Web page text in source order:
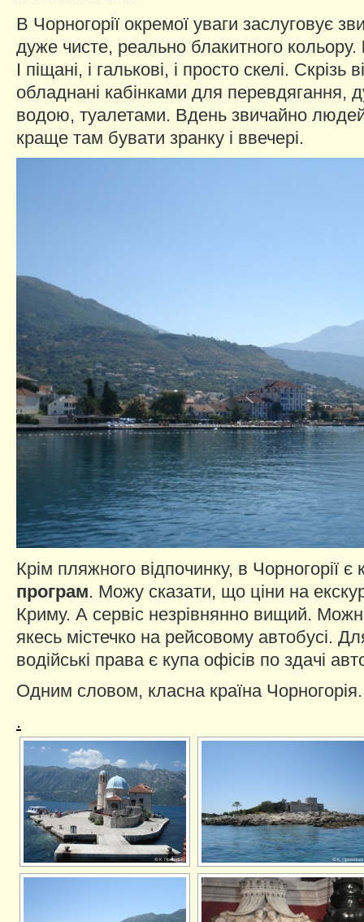
В Чорногорії окремої уваги заслуговує
дуже чисте, реально блакитного кольору.
І піщані, і галькові, і просто скелі. Скрізь
обладнані кабінками для перевдягання,
водою, туалетами. Вдень звичайно
краще там бувати зранку і ввечері.
Крім пляжного відпочинку, в Чорногорії є
програм. Можу сказати, що ціни на
Криму. А сервіс незрівнянно вищий.
якесь містечко на рейсовому автобусі.
водійські права є купа офісів по здачі
Одним словом, класна країна
.